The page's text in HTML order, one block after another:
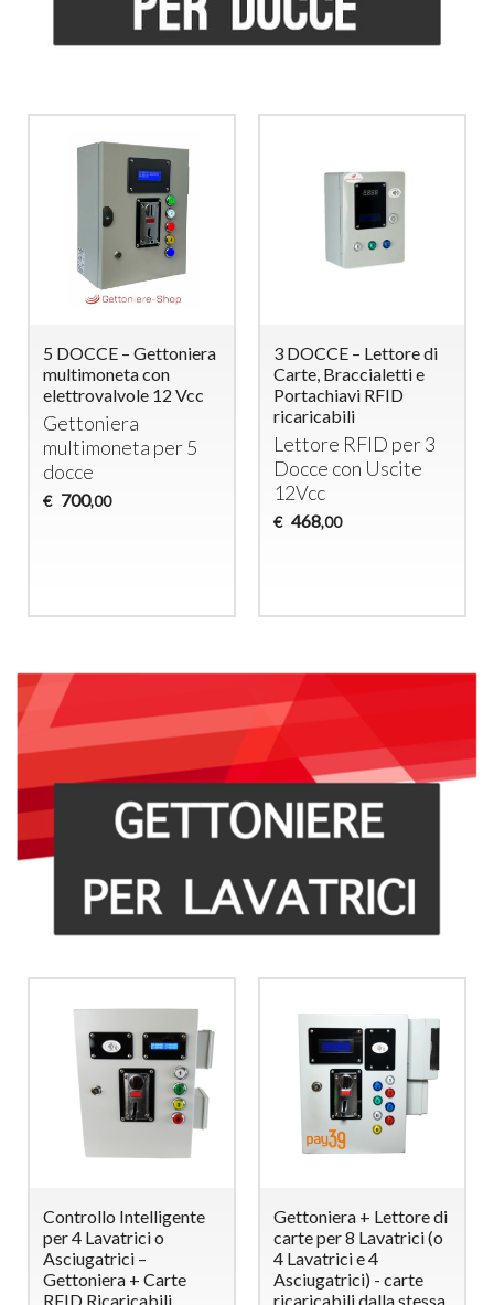
5 DOCCE – Gettoniera
multimoneta con
elettrovalvole 12 Vcc
Gettoniera
multimoneta per 5
docce
€ 700,00
3 DOCCE – Lettore di
Carte, Braccialetti e
Portachiavi RFID
ricaricabili
Lettore RFID per 3
Docce con Uscite
12Vcc
€ 468,00
Controllo Intelligente
per 4 Lavatrici o
Asciugatrici –
Gettoniera + Carte
RFID Ricaricabili
Gettoniera + Lettore di
carte per 8 Lavatrici (o
4 Lavatrici e 4
Asciugatrici) - carte
ricaricabili dalla stessa